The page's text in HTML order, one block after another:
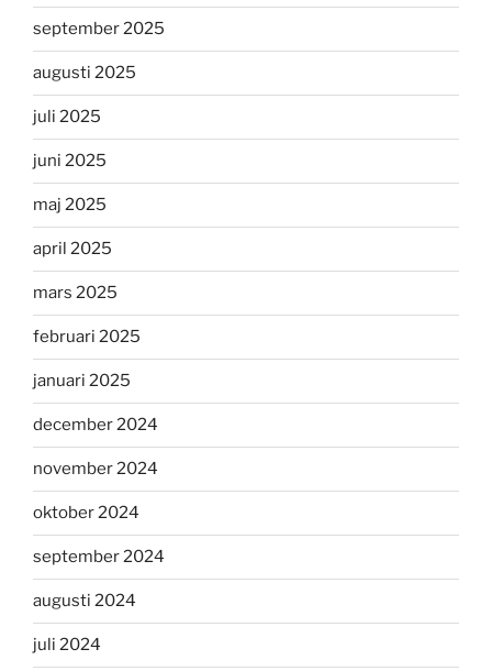
september 2025
augusti 2025
juli 2025
juni 2025
maj 2025
april 2025
mars 2025
februari 2025
januari 2025
december 2024
november 2024
oktober 2024
september 2024
augusti 2024
juli 2024